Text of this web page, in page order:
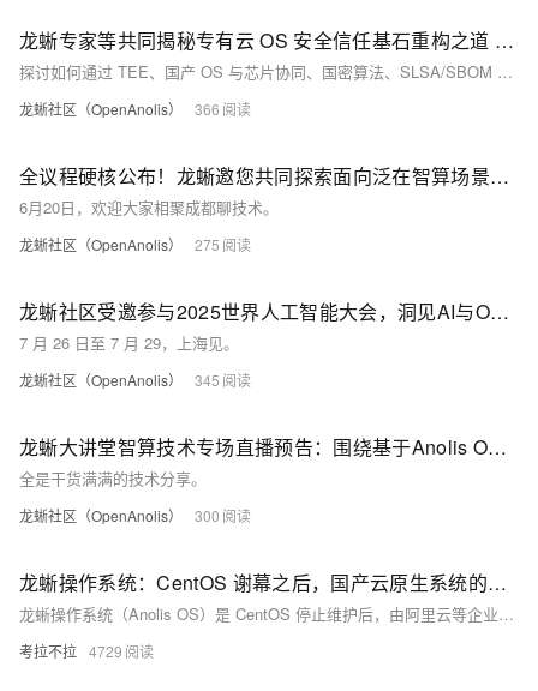
龙蜥专家等共同揭秘专有云 OS 安全信任基石重构之道 |《AI 进化论》第二期
探讨如何通过 TEE、国产 OS 与芯片协同、国密算法、SLSA/SBOM 等技术，从底层操作系统重构信任，帮助用户应对复杂的云上威胁。
龙蜥社区（OpenAnolis） 366
全议程硬核公布！龙蜥邀您共同探索面向泛在智算场景的操作系统技术
6月20日，欢迎大家相聚成都聊技术。
龙蜥社区（OpenAnolis） 275
龙蜥社区受邀参与2025世界人工智能大会，洞见AI与OS技术融合新范式
7 月 26 日至 7 月 29，上海见。
龙蜥社区（OpenAnolis） 345
龙蜥大讲堂智算技术专场直播预告：围绕基于Anolis OS DCU部署、异构计算等主题分享
全是干货满满的技术分享。
龙蜥社区（OpenAnolis） 300
龙蜥操作系统：CentOS 谢幕之后，国产云原生系统的崛起之路
龙蜥操作系统（Anolis OS）是 CentOS 停止维护后，由阿里云等企业联合发起的开源项目。它以双内核架构和全栈优化为核心，提供无缝替代 CentOS 的方案，兼容主流生态并针对云计算场景深度优化。其技术亮点包括 RHCK 和 ANCK 双内核、性能优化、全栈安全及国密算法支持。龙蜥适用于云原生基础设施、企业级应用部署及开发环境，社区已吸引 200 多家单位参与。未来规划涵盖 AI 框架优化、RISC-V 架构适配及桌面环境构建，正重新定义云时代的操作系统边界。
考拉不拉 4729